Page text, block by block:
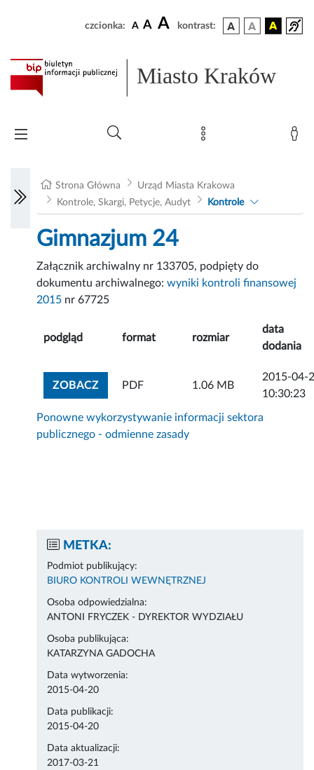
czcionka: A A A kontrast:
Miasto Kraków
Strona Główna
Urząd Miasta Krakowa
Kontrole, Skargi, Petycje, Audyt
Kontrole
Gimnazjum 24
Załącznik archiwalny nr 133705, podpięty do
dokumentu archiwalnego:wyniki kontroli finansowej
2015 nr 67725
podgląd format rozmiar
data
dodania
ZOBACZZOBACZ ZAŁĄCZNIK
PDF 1.06 MB
2015-04-
10:30:23
Ponowne wykorzystywanie informacji sektora
publicznego - odmienne zasady
METKA:
Podmiot publikujący:
BIURO KONTROLI WEWNĘTRZNEJ
Osoba odpowiedzialna:
ANTONI FRYCZEK - DYREKTOR WYDZIAŁU
Osoba publikująca:
KATARZYNA GADOCHA
Data wytworzenia:
2015-04-20
Data publikacji:
2015-04-20
Data aktualizacji:
2017-03-21